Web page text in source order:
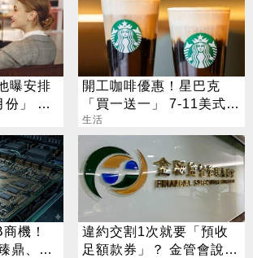
曝安排
份」 卡
開工咖啡優惠！星巴克
「買一送一」 7-11美式買
7送7
生活
機！
鼎、台
違約交割1次就要「預收
足額款券」？ 金管會說話